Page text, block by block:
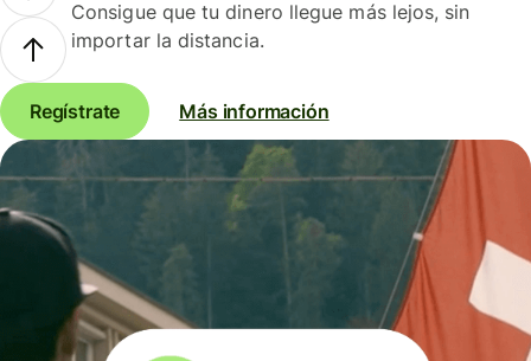
Consigue que tu dinero llegue más lejos, sin
importar la distancia.
Regístrate Más información